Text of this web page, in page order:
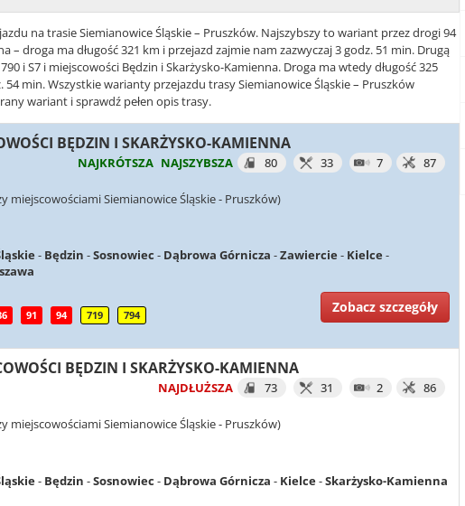
na trasie Siemianowice Śląskie – Pruszków. Najszybszy to wariant przez drogi 94
– droga ma długość 321 km i przejazd zajmie nam zazwyczaj 3 godz. 51 min. Drugą
i S7 i miejscowości Będzin i Skarżysko-Kamienna. Droga ma wtedy długość 325
min. Wszystkie warianty przejazdu trasy Siemianowice Śląskie – Pruszków
wariant i sprawdź pełen opis trasy.
BĘDZIN I SKARŻYSKO-KAMIENNA
NAJKRÓTSZA NAJSZYBSZA 80 33 7 87
miejscowościami Siemianowice Śląskie - Pruszków)
- Będzin -Sosnowiec - Dąbrowa Górnicza -Zawiercie - Kielce -
91 94 719 794
Zobacz szczegóły
BĘDZIN I SKARŻYSKO-KAMIENNA
NAJDŁUŻSZA 73 31 2 86
miejscowościami Siemianowice Śląskie - Pruszków)
- Będzin -Sosnowiec - Dąbrowa Górnicza - Kielce-Skarżysko-Kamienna